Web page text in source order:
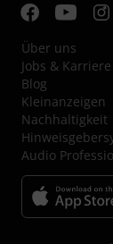
Über uns
Jobs & Karriere
Blog
Kleinanzeigen
Nachhaltigkeit
Audio